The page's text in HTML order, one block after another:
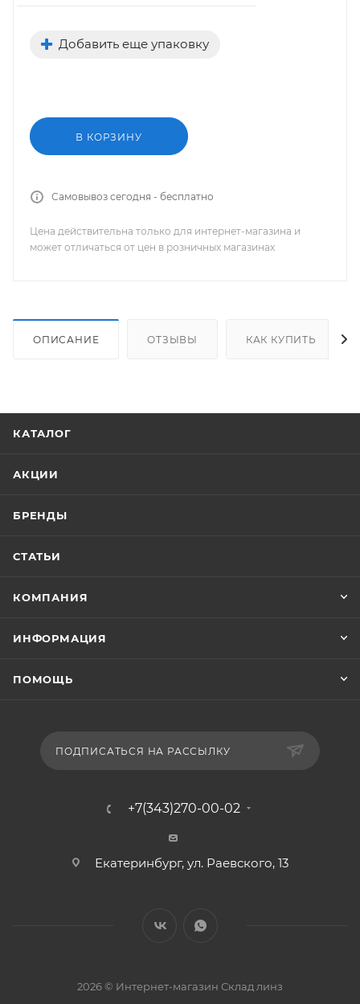
Добавить еще упаковку
В КОРЗИНУ
Самовывоз сегодня - бесплатно
Цена действительна только для интернет-магазина и
может отличаться от цен в розничных магазинах
ОПИСАНИЕ ОТЗЫВЫ КАК КУПИТЬ
КАТАЛОГ
АКЦИИ
БРЕНДЫ
СТАТЬИ
КОМПАНИЯ
ИНФОРМАЦИЯ
ПОМОЩЬ
ПОДПИСАТЬСЯ НА РАССЫЛКУ
+7(343)270-00-02
Екатеринбург, ул. Раевского, 13
2026 © Интернет-магазин Склад линз